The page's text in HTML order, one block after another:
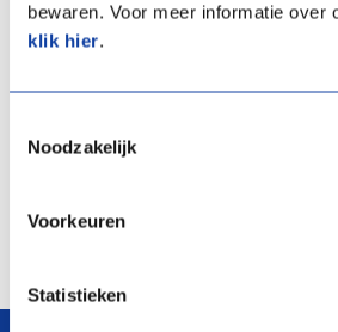
bewaren. Voor meer informatie over
klik hier.
Noodzakelijk
Voorkeuren
Statistieken
Er ging veel aandacht naar het design. Ze
conform. Daardoor zijn ze geschikt zijn als
een laag energieverbruik leveren ze